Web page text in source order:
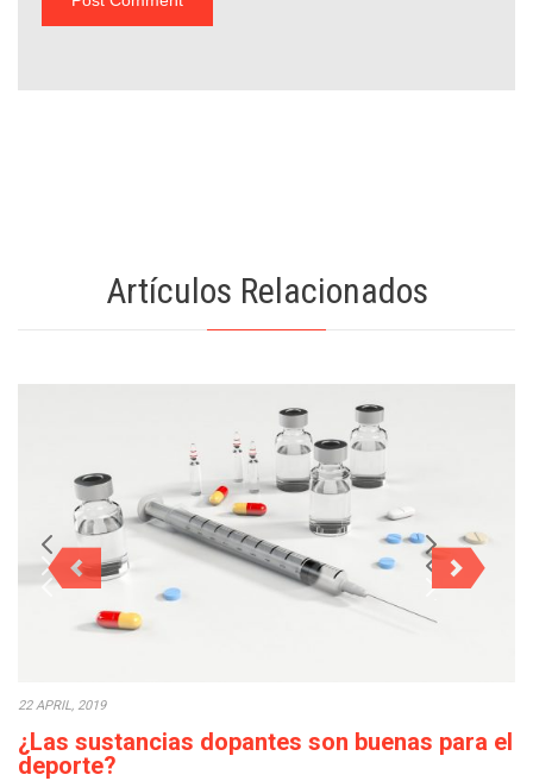
Artículos Relacionados
22 APRIL, 2019
¿Las sustancias dopantes son buenas para el
deporte?